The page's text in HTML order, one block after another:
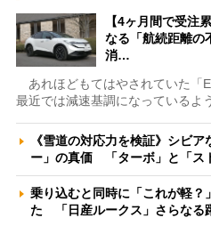
【4ヶ月間で受注
なる「航続距離の
消…
あれほどもてはやされていた「
最近では減速基調になっているよ
《雪道の対応力を検証》シビ
ー」の真価 「ターボ」と「ス
乗り込むと同時に「これが軽？
た 「日産ルークス」さらなる